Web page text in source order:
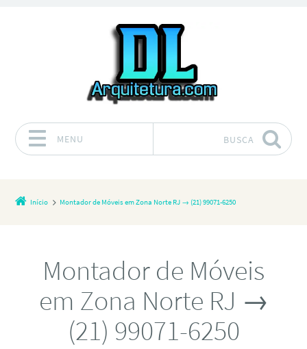
MENU BUSCA
Início Montador de Móveis em Zona Norte RJ → (21) 99071-6250
Montador de Móveis
em Zona Norte RJ →
(21) 99071-6250